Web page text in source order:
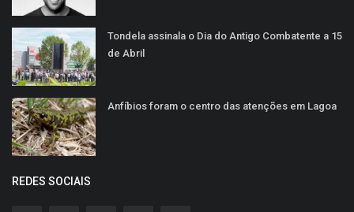
Tondela assinala o Dia do Antigo Combatente a 15
de Abril
Anfíbios foram o centro das atenções em Lagoa
REDES SOCIAIS